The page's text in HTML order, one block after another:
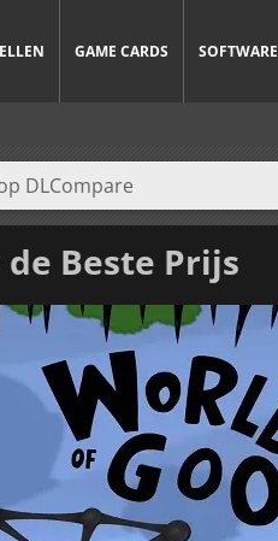
GAME CARDS SOFTWARE
Beste Prijs